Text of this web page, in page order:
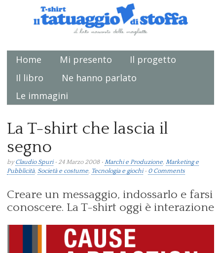
Main menu
Home Mi presento
Il progetto
Il libro
Ne hanno parlato
Le immagini
La T-shirt che lascia il
segno
byClaudio Spuri• 24 Marzo 2008 • Marchi e Produzione, Marketing e
Pubblicità, Società e costume, Tecnologia e giochi• 0 Comments
Creare un messaggio, indossarlo e farsi
conoscere. La T-shirt oggi è interazione